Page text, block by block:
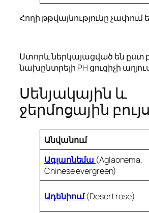
Հողի թթվայնությունը չափում
Ստորև ներկայացված են ըստ
նախընտրելի PH ցուցիչի
Սենյակային և
ջերմոցային
Անվանում
Ագլաոնեմա (Aglaonema,
Chinese evergreen)
Ադենիում(Desert rose)